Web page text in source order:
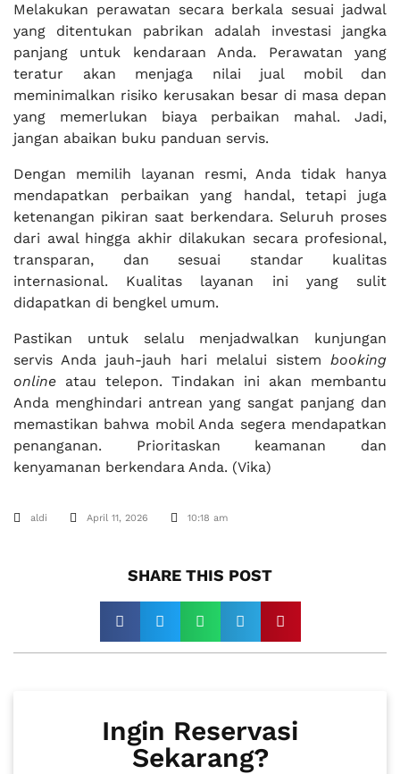
Melakukan perawatan secara berkala sesuai jadwal
yang ditentukan pabrikan adalah investasi jangka
panjang untuk kendaraan Anda. Perawatan yang
teratur akan menjaga nilai jual mobil dan
meminimalkan risiko kerusakan besar di masa depan
yang memerlukan biaya perbaikan mahal. Jadi,
jangan abaikan buku panduan servis.
Dengan memilih layanan resmi, Anda tidak hanya
mendapatkan perbaikan yang handal, tetapi juga
ketenangan pikiran saat berkendara. Seluruh proses
dari awal hingga akhir dilakukan secara profesional,
transparan, dan sesuai standar kualitas
internasional. Kualitas layanan ini yang sulit
didapatkan di bengkel umum.
Pastikan untuk selalu menjadwalkan kunjungan
servis Anda jauh-jauh hari melalui sistem booking
online atau telepon. Tindakan ini akan membantu
Anda menghindari antrean yang sangat panjang dan
memastikan bahwa mobil Anda segera mendapatkan
penanganan. Prioritaskan keamanan dan
kenyamanan berkendara Anda. (Vika)
aldi April 11, 2026 10:18 am
SHARE THIS POST​
Ingin Reservasi
Sekarang?